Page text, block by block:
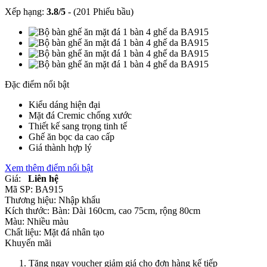
Xếp hạng: 3.8/5 - (201 Phiếu bầu)
Đặc điểm nổi bật
Kiểu dáng hiện đại
Mặt đá Cremic chống xước
Thiết kế sang trọng tinh tế
Ghế ăn bọc da cao cấp
Giá thành hợp lý
Xem thêm điểm nổi bật
Giá:
Liên hệ
Mã SP: BA915
Thương hiệu: Nhập khẩu
Kích thước: Bàn: Dài 160cm, cao 75cm, rộng 80cm
Màu: Nhiều màu
Chất liệu: Mặt đá nhân tạo
Khuyến mãi
Tặng ngay voucher giảm giá cho đơn hàng kế tiếp